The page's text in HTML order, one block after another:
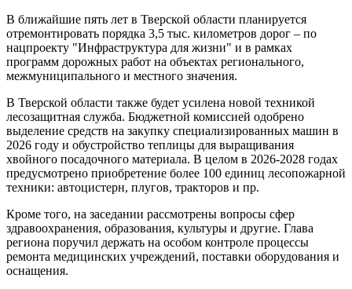
В ближайшие пять лет в Тверской области планируется
отремонтировать порядка 3,5 тыс. километров дорог – по
нацпроекту "Инфраструктура для жизни" и в рамках
программ дорожных работ на объектах регионального,
межмуниципального и местного значения.
В Тверской области также будет усилена новой техникой
лесозащитная служба. Бюджетной комиссией одобрено
выделение средств на закупку специализированных машин в
2026 году и обустройство теплицы для выращивания
хвойного посадочного материала. В целом в 2026-2028 годах
предусмотрено приобретение более 100 единиц лесопожарной
техники: автоцистерн, плугов, тракторов и пр.
Кроме того, на заседании рассмотрены вопросы сфер
здравоохранения, образования, культуры и другие. Глава
региона поручил держать на особом контроле процессы
ремонта медицинских учреждений, поставки оборудования и
оснащения.